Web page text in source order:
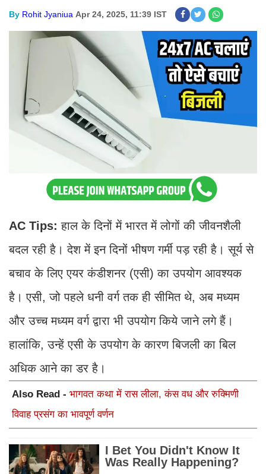
By Rohit Jyaniua Apr 24, 2025, 11:39 IST
AC Tips:हाल के दिनों में भारत में लोगों की जीवनशैली
बदल रही है। देश में इन दिनों भीषण गर्मी पड़ रही है। सूर्य से
बचाव के लिए एयर कंडीशनर (एसी) का उपयोग आवश्यक
है। एसी, जो पहले धनी वर्ग तक ही सीमित थे, अब मध्यम
और उच्च मध्यम वर्ग द्वारा भी उपयोग किये जाने लगे हैं।
हालांकि, उन्हें एसी के उपयोग के कारण बिजली का बिल
अधिक आने का डर है।
Also Read - भागवत कथा में रास लीला, कंस वध और रुक्मिणी
विवाह प्रसंग का भावपूर्ण वर्णन